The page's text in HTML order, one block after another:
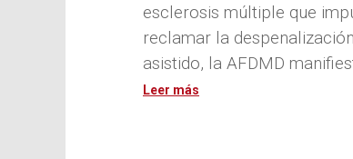
esclerosis múltiple que
reclamar la
asistido, la AFDMD